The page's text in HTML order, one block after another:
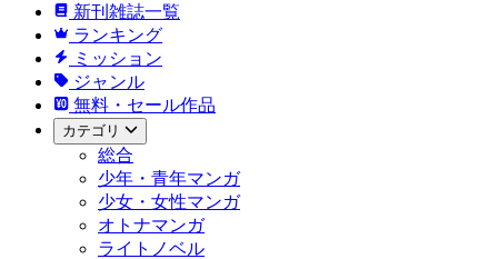
新刊雑誌一覧
ランキング
ミッション
ジャンル
無料・セール作品
カテゴリ
総合
少年・青年マンガ
少女・女性マンガ
オトナマンガ
ライトノベル